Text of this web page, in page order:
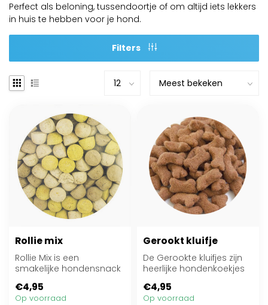
Perfect als beloning, tussendoortje of om altijd iets lekkers
in huis te hebben voor je hond.
Filters
Rollie mix
Rollie Mix is een
smakelijke hondensnack
tussendoortje of be...
€4,95
Op voorraad
Gerookt kluifje
De Gerookte kluifjes zijn
heerlijke hondenkoekjes
iets st...
€4,95
Op voorraad